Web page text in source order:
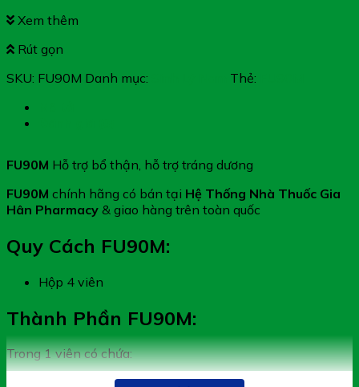
Xem thêm
Rút gọn
SKU: FU90M Danh mục: Thẻ:
FU90M Hỗ trợ bổ thận, hỗ trợ tráng dương
FU90M chính hãng có bán tại Hệ Thống Nhà Thuốc Gia
Hân Pharmacy & giao hàng trên toàn quốc
Quy Cách FU90M:
Hộp 4 viên
Thành Phần FU90M:
Trong 1 viên có chứa:
L-arginine HCl: 150mg